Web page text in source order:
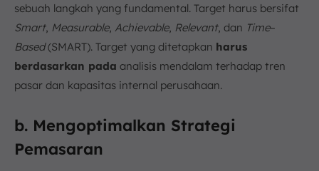
sebuah langkah yang fundamental. Target harus bersifat
Smart, Measurable, Achievable, Relevant, dan Time–
Based(SMART). Target yang ditetapkan harus
berdasarkan pada analisis mendalam terhadap tren
pasar dan kapasitas internal perusahaan.
b. Mengoptimalkan Strategi
Pemasaran